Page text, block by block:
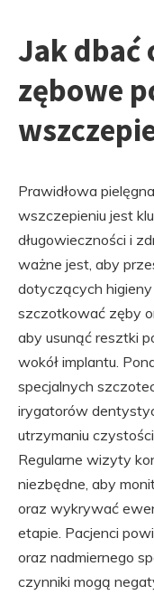
Jak dbać
zębowe
Prawidłowa
wszczepieniu jest
długowieczności i
ważne jest, aby
dotyczących higieny
szczotkować zęby
aby usunąć resztki
wokół implantu.
specjalnych
irygatorów
utrzymaniu
Regularne wizyty
niezbędne, aby
oraz wykrywać
etapie. Pacjenci
oraz nadmiernego
czynniki mogą